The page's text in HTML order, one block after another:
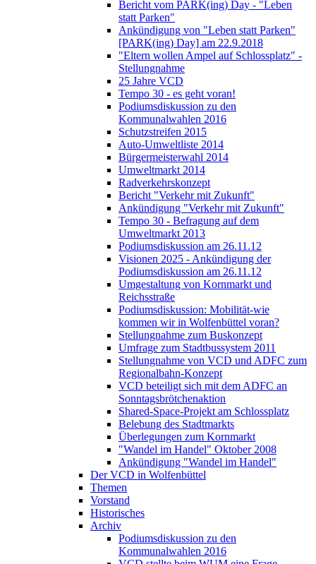
Bericht vom PARK(ing) Day - "Leben
statt Parken"
Ankündigung von "Leben statt Parken"
[PARK(ing) Day] am 22.9.2018
"Eltern wollen Ampel auf Schlossplatz" -
Stellungnahme
25 Jahre VCD
Tempo 30 - es geht voran!
Podiumsdiskussion zu den
Kommunalwahlen 2016
Schutzstreifen 2015
Auto-Umweltliste 2014
Bürgermeisterwahl 2014
Umweltmarkt 2014
Radverkehrskonzept
Bericht "Verkehr mit Zukunft"
Ankündigung "Verkehr mit Zukunft"
Tempo 30 - Befragung auf dem
Umweltmarkt 2013
Podiumsdiskussion am 26.11.12
Visionen 2025 - Ankündigung der
Podiumsdiskussion am 26.11.12
Umgestaltung von Kornmarkt und
Reichsstraße
Podiumsdiskussion: Mobilität-wie
kommen wir in Wolfenbüttel voran?
Stellungnahme zum Buskonzept
Umfrage zum Stadtbussystem 2011
Stellungnahme von VCD und ADFC zum
Regionalbahn-Konzept
VCD beteiligt sich mit dem ADFC an
Sonntagsbrötchenaktion
Shared-Space-Projekt am Schlossplatz
Belebung des Stadtmarkts
Überlegungen zum Kornmarkt
"Wandel im Handel" Oktober 2008
Ankündigung "Wandel im Handel"
Der VCD in Wolfenbüttel
Themen
Vorstand
Historisches
Archiv
Podiumsdiskussion zu den
Kommunalwahlen 2016